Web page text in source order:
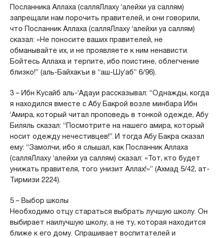
Посланника Аллаха (салляЛлаху ‘алейхи уа саллям)
запрещали нам порочить правителей, и они говорили,
что Посланник Аллаха (салляЛлаху ‘алейхи уа саллям)
сказал: «Не поносите ваших правителей, не
обманывайте их, и не проявляете к ним ненависти.
Бойтесь Аллаха и терпите, ибо поистине, облегчение
близко!” (аль-Байхакъи в “аш-Шу’аб” 6/96).
3 – Ибн Кусайб аль-‘Адауи рассказывал: “Однажды, когда
я находился вместе с Абу Бакрой возле минбара Ибн
‘Амира, который читал проповедь в тонкой одежде, Абу
Биляль сказал: “Посмотрите на нашего амира, который
носит одежду нечестивцев!”. И тогда Абу Бакра сказал
ему: “Замолчи, ибо я слышал, как Посланник Аллаха
(салляЛлаху ‘алейхи уа саллям) сказал: «Тот, кто будет
унижать правителя, того унизит Аллах!»” (Ахмад 5/42, ат-
Тирмизи 2224).
5 – Выбор школы
Необходимо отцу стараться выбрать лучшую школу. Он
выбирает наилучшую школу, а не ту, которая находится
ближе к его дому. Спрашивает воспитателей и